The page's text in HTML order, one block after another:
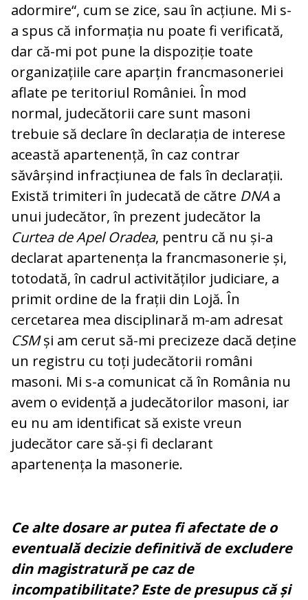
adormire“, cum se zice, sau în acțiune. Mi s-
a spus că informația nu poate fi verificată,
dar că-mi pot pune la dispoziție toate
organizațiile care aparțin francmasoneriei
aflate pe teritoriul României. În mod
normal, judecătorii care sunt masoni
trebuie să declare în declarația de interese
această apartenență, în caz contrar
săvârșind infracțiunea de fals în declarații.
Există trimiteri în judecată de către DNA a
unui judecător, în prezent judecător la
Curtea de Apel Oradea, pentru că nu și-a
declarat apartenența la francmasonerie și,
totodată, în cadrul activităților judiciare, a
primit ordine de la frații din Lojă. În
cercetarea mea disciplinară m-am adresat
CSMși am cerut să-mi precizeze dacă deține
un registru cu toți judecătorii români
masoni. Mi s-a comunicat că în România nu
avem o evidență a judecătorilor masoni, iar
eu nu am identificat să existe vreun
judecător care să-și fi declarant
apartenența la masonerie.
Ce alte dosare ar putea fi afectate de o
eventuală decizie definitivă de excludere
din magistratură pe caz de
incompatibilitate? Este de presupus că și